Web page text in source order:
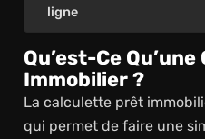
ligne
Qu’est-Ce
Immobilier ?
La calculette prêt
qui permet de faire une